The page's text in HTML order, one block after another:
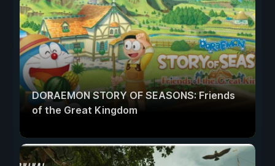
DORAEMON STORY OF SEASONS: Friends
of the Great Kingdom